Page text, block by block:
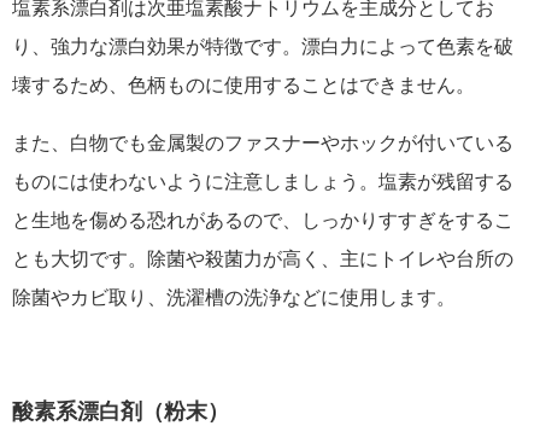
塩素系漂白剤は次亜塩素酸ナトリウムを主成分としてお
り、強力な漂白効果が特徴です。漂白力によって色素を破
壊するため、色柄ものに使用することはできません。
また、白物でも金属製のファスナーやホックが付いている
ものには使わないように注意しましょう。塩素が残留する
と生地を傷める恐れがあるので、しっかりすすぎをするこ
とも大切です。除菌や殺菌力が高く、主にトイレや台所の
除菌やカビ取り、洗濯槽の洗浄などに使用します。
酸素系漂白剤（粉末）